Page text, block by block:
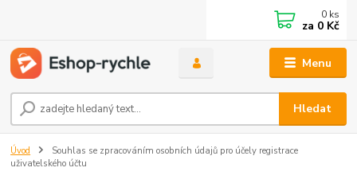
Menu
Hledat
0 ks
za 0 Kč
Úvod
Souhlas se zpracováním osobních údajů pro účely registrace
uživatelského účtu